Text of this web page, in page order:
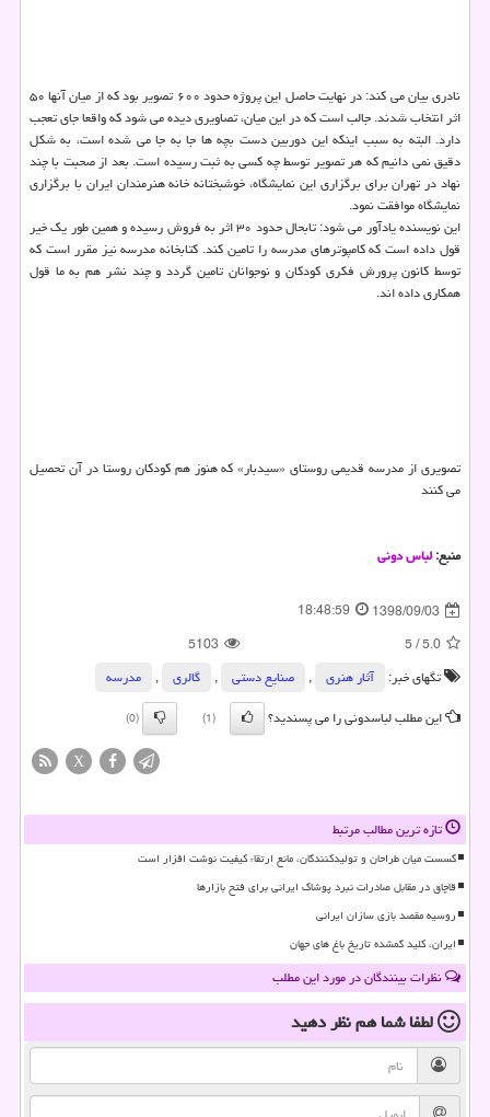
نادری بیان می كند: در نهایت حاصل این پروژه حدود ۶۰۰ تصویر بود كه از میان آنها ۵۰
اثر انتخاب شدند. جالب است كه در این میان، تصاویری دیده می شود كه واقعا جای تعجب
دارد. البته به سبب اینكه این دوربین دست بچه ها جا به جا می شده است، به شكل
دقیق نمی دانیم كه هر تصویر توسط چه كسی به ثبت رسیده است. بعد از صحبت با چند
نهاد در تهران برای برگزاری این نمایشگاه، خوشبختانه خانه هنرمندان ایران با برگزاری
نمایشگاه موافقت نمود.
این نویسنده یادآور می شود: تابحال حدود ۳۰ اثر به فروش رسیده و همین طور یك خیر
قول داده است كه كامپوترهای مدرسه را تامین كند. كتابخانه مدرسه نیز مقرر است كه
توسط كانون پرورش فكری كودكان و نوجوانان تامین گردد و چند نشر هم به ما قول
همكاری داده اند.
تصویری از مدرسه قدیمی روستای «سیدبار» كه هنوز هم كودكان روستا در آن تحصیل
می كنند
منبع:لباس دونی
1398/09/03
18:48:59
5.0
/
5
5103
تگهای خبر:
آثار هنری , صنایع دستی , گالری ,
مدرسه
این مطلب لباسدونی را می پسندید؟
(1)
(0)
X
تازه ترین مطالب مرتبط
گسست میان طراحان و تولیدکنندگان، مانع ارتقاء کیفیت نوشت افزار است
قاچاق در مقابل صادرات نبرد پوشاک ایرانی برای فتح بازارها
روسیه مقصد بازی سازان ایرانی
ایران، کلید گمشده تاریخ باغ های جهان
نظرات بینندگان در مورد این مطلب
لطفا شما همنظر دهید